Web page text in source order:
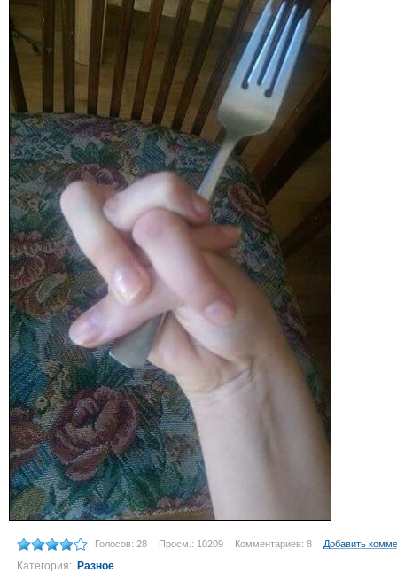
Голосов: 28 Просм.: 10209 Комментариев: 8 Добавить
Категория: Разное